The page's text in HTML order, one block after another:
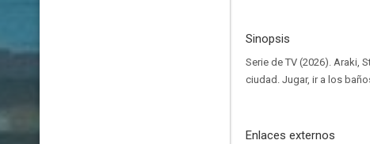
Sinopsis
Serie de TV (2026). Araki,
ciudad. Jugar, ir a los
Enlaces externos